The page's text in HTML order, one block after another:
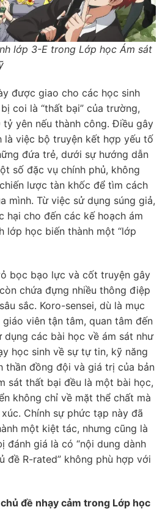
lớp 3-E trong Lớp học Ám sát
được giao cho các học sinh
coi là “thất bại” của trường,
yên nếu thành công. Điều gây
là việc bộ truyện kết hợp yếu tố
đứa trẻ, dưới sự hướng dẫn
số đặc vụ chính phủ, không
lược tàn khốc để tìm cách
mình. Từ việc sử dụng súng giả,
hại cho đến các kế hoạch ám
lớp học biến thành một “lớp
bọc bạo lực và cốt truyện gây
còn chứa đựng nhiều thông điệp
sắc. Koro-sensei, dù là mục
viên tận tâm, quan tâm đến
dụng các bài học về ám sát như
học sinh về sự tự tin, kỹ năng
thần đồng đội và giá trị của bản
sát thất bại đều là một bài học,
không chỉ về mặt thể chất mà
Chính sự phức tạp này đã
một kiệt tác, nhưng cũng là
đánh giá là có “nội dung dành
đề R-rated” không phù hợp với
đề nhạy cảm trong Lớp học